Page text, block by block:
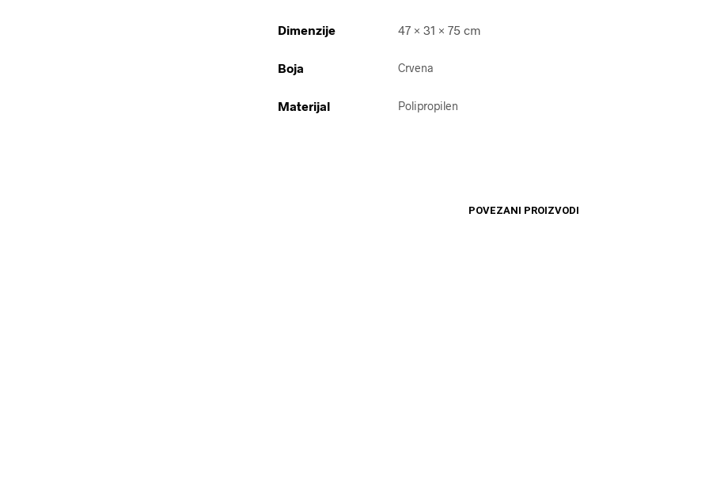
Dimenzije 47 × 31 × 75 cm
Boja Crvena
Materijal Polipropilen
POVEZANI PROIZVODI